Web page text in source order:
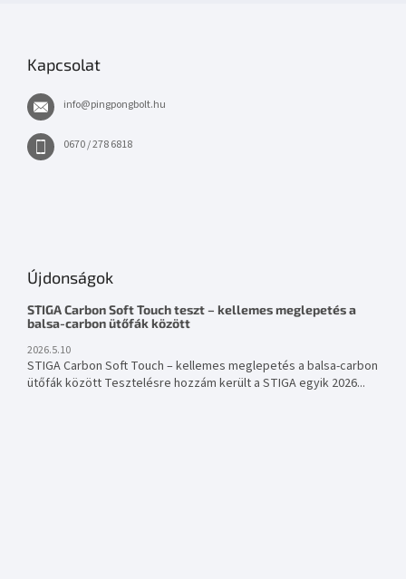
Kapcsolat
info@pingpongbolt.hu
0670 / 278 6818
Újdonságok
STIGA Carbon Soft Touch teszt – kellemes meglepetés a
balsa-carbon ütőfák között
2026.5.10
STIGA Carbon Soft Touch – kellemes meglepetés a balsa-carbon
ütőfák között Tesztelésre hozzám került a STIGA egyik 2026...